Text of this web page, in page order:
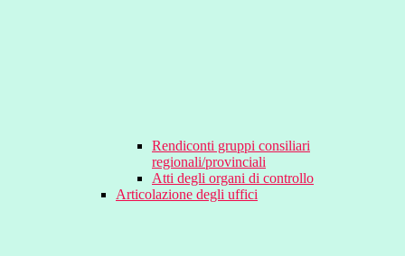
Rendiconti gruppi consiliari
regionali/provinciali
Atti degli organi di controllo
Articolazione degli uffici